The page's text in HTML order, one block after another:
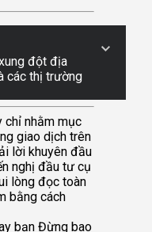
đột địa
các thị trường
chỉ nhằm mục
giao dịch trên
lời khuyên đầu
nghị đầu tư cụ
lòng đọc toàn
bằng cách
bạn Đừng bao